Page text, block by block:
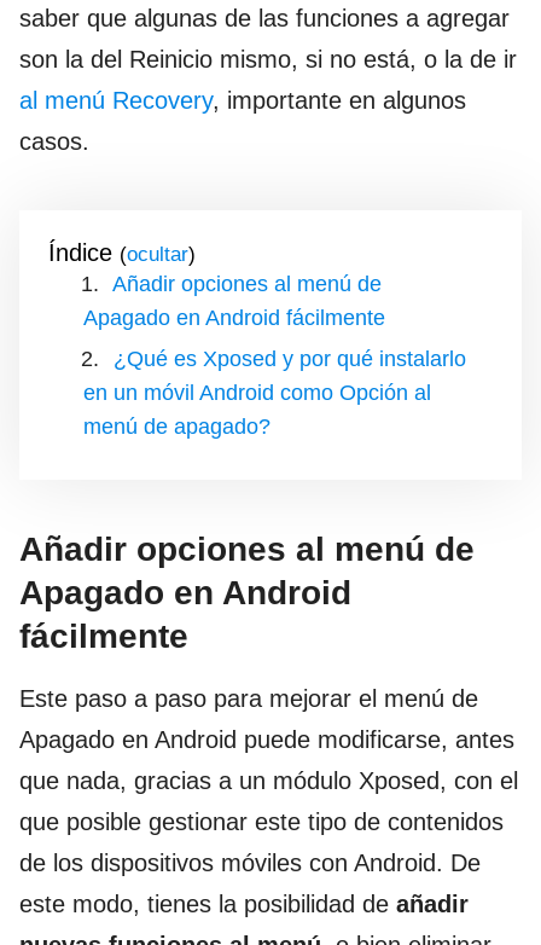
saber que algunas de las funciones a agregar
son la del Reinicio mismo, si no está, o la de ir
al menú Recovery, importante en algunos
casos.
Índice ( )
Añadir opciones al menú de
Apagado en Android fácilmente
¿Qué es Xposed y por qué instalarlo
en un móvil Android como Opción al
menú de apagado?
Añadir opciones al menú de
Apagado en Android
fácilmente
Este paso a paso para mejorar el menú de
Apagado en Android puede modificarse, antes
que nada, gracias a un módulo Xposed, con el
que posible gestionar este tipo de contenidos
de los dispositivos móviles con Android. De
este modo, tienes la posibilidad de añadir